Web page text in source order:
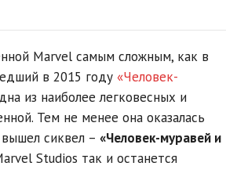
Marvel самым сложным, как в
в 2015 году «Человек-
из наиболее легковесных и
Тем не менее она оказалась
сиквел – «Человек-муравей и
Studios так и останется